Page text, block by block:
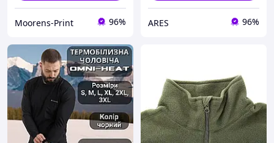
Moorens-Print 96% ARES 96%